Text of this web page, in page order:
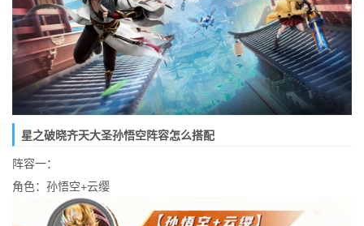
星之破晓齐天大圣孙悟空阵容怎么搭配
阵容一：
角色：孙悟空+云缨